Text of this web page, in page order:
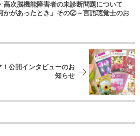
高次脳機能障害者の未診断問題について
かがあったとき」その②～言語聴覚士のお
公開インタビューのお
知らせ